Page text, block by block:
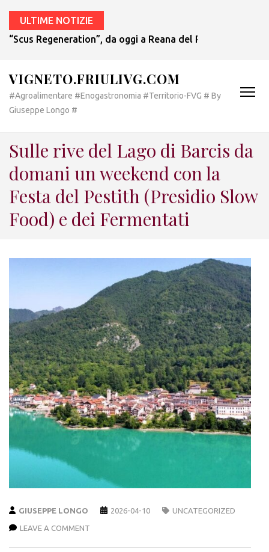
ULTIME NOTIZIE
“Scus Regeneration”, da oggi a Reana del Rojale una
VIGNETO.FRIULIVG.COM
#Agroalimentare #Enogastronomia #Territorio-FVG # By
Giuseppe Longo #
Sulle rive del Lago di Barcis da
domani un weekend con la
Festa del Pestith (Presidio Slow
Food) e dei Fermentati
GIUSEPPE LONGO 2026-04-10 UNCATEGORIZED
LEAVE A COMMENT